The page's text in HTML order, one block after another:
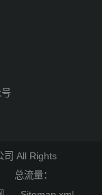
司 All Rights
总流量：